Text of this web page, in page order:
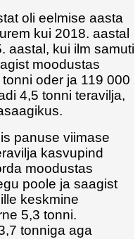
oli eelmise aasta
kui 2018. aastal
aastal, kui ilm samuti
moodustas
oder ja 119 000
4,5 tonni teravilja,
panuse viimase
kasvupind
moodustas
poole ja saagist
keskmine
5,3 tonni.
tonniga aga